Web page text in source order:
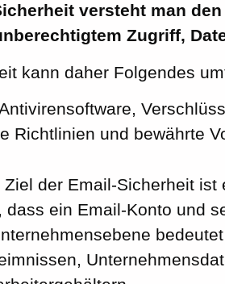
versteht man
Zugriff,
kann daher Folgendes
Richtlinien und bewährte
der Email-Sicherheit ist
dass ein Email-Konto und